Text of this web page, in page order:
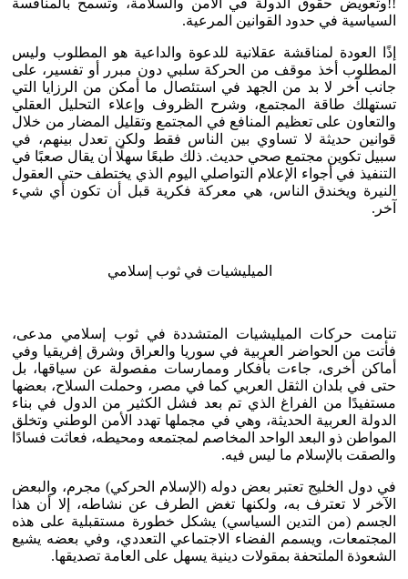
!!وتعويض حقوق الدولة في الأمن والسلامة، وتسمح بالمنافسة
السياسية في حدود القوانين المرعية.
إذًا العودة لمناقشة عقلانية للدعوة والداعية هو المطلوب وليس
المطلوب أخذ موقف من الحركة سلبي دون مبرر أو تفسير، على
جانب آخر لا بد من الجهد في استئصال ما أمكن من الرزايا التي
تستهلك طاقة المجتمع، وشرح الظروف وإعلاء التحليل العقلي
والتعاون على تعظيم المنافع في المجتمع وتقليل المضار من خلال
قوانين حديثة لا تساوي بين الناس فقط ولكن تعدل بينهم، في
سبيل تكوين مجتمع صحي حديث. ذلك طبعًا سهلًا أن يقال صعبًا في
التنفيذ في أجواء الإعلام التواصلي اليوم الذي يختطف حتى العقول
النيرة ويخندق الناس، هي معركة فكرية قبل أن تكون أي شيء
آخر.
الميليشيات في ثوب إسلامي
تنامت حركات الميليشيات المتشددة في ثوب إسلامي مدعى،
فأتت من الحواضر العربية في سوريا والعراق وشرق إفريقيا وفي
أماكن أخرى، جاءت بأفكار وممارسات مفصولة عن سياقها، بل
حتى في بلدان الثقل العربي كما في مصر، وحملت السلاح، بعضها
مستفيدًا من الفراغ الذي تم بعد فشل الكثير من الدول في بناء
الدولة العربية الحديثة، وهي في مجملها تهدد الأمن الوطني وتخلق
المواطن ذو البعد الواحد المخاصم لمجتمعه ومحيطه، فعاثت فسادًا
والصقت بالإسلام ما ليس فيه.
في دول الخليج تعتبر بعض دوله (الإسلام الحركي) مجرم، والبعض
الآخر لا تعترف به، ولكنها تغض الطرف عن نشاطه، إلا أن هذا
الجسم (من التدين السياسي) يشكل خطورة مستقبلية على هذه
المجتمعات، ويسمم الفضاء الاجتماعي التعددي، وفي بعضه يشيع
الشعوذة الملتحفة بمقولات دينية يسهل على العامة تصديقها.